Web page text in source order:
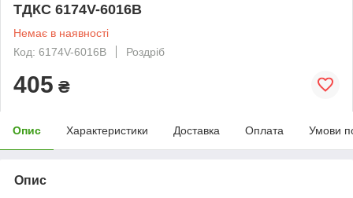
ТДКС 6174V-6016B
Немає в наявності
Код: 6174V-6016B
Роздріб
405 ₴
Опис Характеристики Доставка Оплата Умови
Опис